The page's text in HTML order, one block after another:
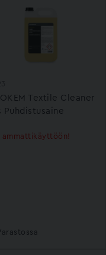
Textile Cleaner
Puhdistusaine
ammattikäyttöön!